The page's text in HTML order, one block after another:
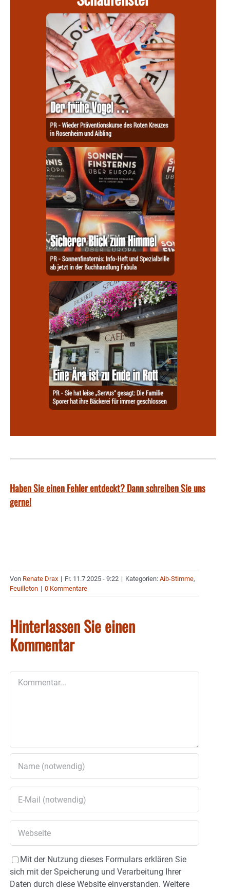
Haben Sie einen Fehler entdeckt? Dann schreiben Sie uns
gerne!
Von Renate Drax | Fr. 11.7.2025 - 9:22 | Kategorien: Aib-Stimme,
Feuilleton | 0 Kommentare
Hinterlassen Sie einen
Kommentar
Mit der Nutzung dieses Formulars erklären Sie
sich mit der Speicherung und Verarbeitung Ihrer
Daten durch diese Website einverstanden. Weitere